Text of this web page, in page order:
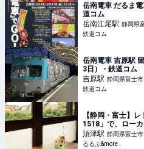
岳南電車 だるま
道コム
岳南江尾駅 静岡県
鉄道コム
岳南電車 吉原駅
3日） - 鉄道コム
吉原駅 静岡県富士市
鉄道コム
【静岡・富士】
1518」で、ロー
るるぶ&more.
須津駅 静岡県富士市
るるぶ&more.